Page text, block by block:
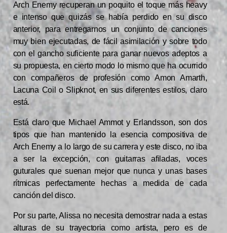
Arch Enemy recuperan un poquito el toque más heavy
e intenso que quizás se había perdido en su disco
anterior, para entregarnos un conjunto de canciones
muy bien ejecutadas, de fácil asimilación y sobre todo
con el gancho suficiente para ganar nuevos adeptos a
su propuesta, en cierto modo lo mismo que ha ocurrido
con compañeros de profesión como Amon Amarth,
Lacuna Coil o Slipknot, en sus diferentes estilos, claro
está.
Está claro que Michael Ammot y Erlandsson, son dos
tipos que han mantenido la esencia compositiva de
Arch Enemy a lo largo de su carrera y este disco, no iba
a ser la excepción, con guitarras afiladas, voces
guturales que suenan mejor que nunca y unas bases
rítmicas perfectamente hechas a medida de cada
canción del disco.
Por su parte, Alissa no necesita demostrar nada a estas
alturas de su trayectoria como artista, pero es de